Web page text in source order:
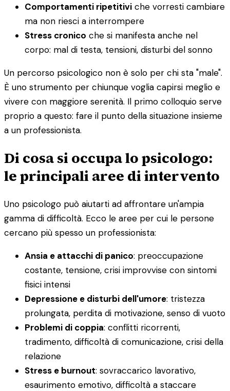
Comportamenti ripetitivi che vorresti cambiare
ma non riesci a interrompere
Stress cronico che si manifesta anche nel
corpo: mal di testa, tensioni, disturbi del sonno
Un percorso psicologico non è solo per chi sta "male".
È uno strumento per chiunque voglia capirsi meglio e
vivere con maggiore serenità. Il primo colloquio serve
proprio a questo: fare il punto della situazione insieme
a un professionista.
Di cosa si occupa lo psicologo:
le principali aree di intervento
Uno psicologo può aiutarti ad affrontare un'ampia
gamma di difficoltà. Ecco le aree per cui le persone
cercano più spesso un professionista:
Ansia e attacchi di panico: preoccupazione
costante, tensione, crisi improvvise con sintomi
fisici intensi
Depressione e disturbi dell'umore: tristezza
prolungata, perdita di motivazione, senso di vuoto
Problemi di coppia: conflitti ricorrenti,
tradimento, difficoltà di comunicazione, crisi della
relazione
Stress e burnout: sovraccarico lavorativo,
esaurimento emotivo, difficoltà a staccare